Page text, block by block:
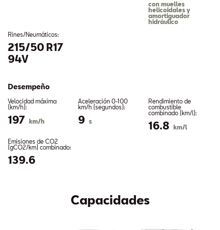
con muelles
helicoidales y
amortiguador
hidráulico
Rines/Neumáticos:
215/50 R17
94V
Desempeño
Velocidad máxima
(km/h):
197 km/h
Aceleración 0-100
km/h (segundos):
9 s
Rendimiento de
combustible
combinado (km/l):
16.8 km/l
Emisiones de CO2
(gCO2/km) combinado:
139.6
Capacidades